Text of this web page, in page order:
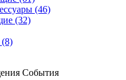
(46)
(32)
(8)
События